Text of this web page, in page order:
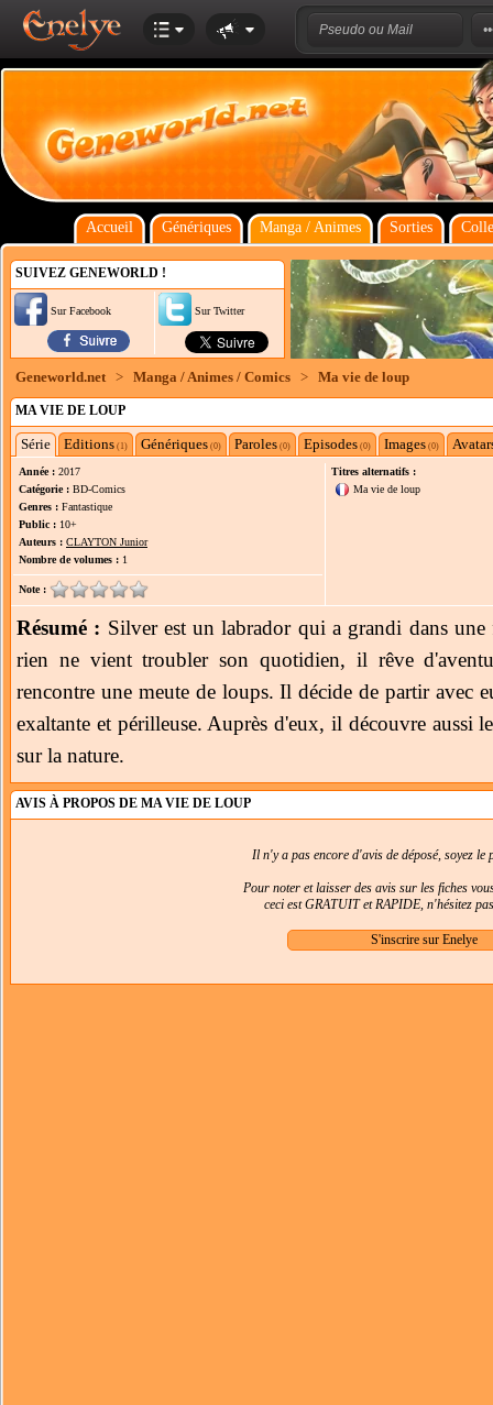
Accueil Génériques Manga / Animes Sorties
SUIVEZ GENEWORLD !
Sur Facebook Sur Twitter
Geneworld.net > Manga / Animes / Comics > Ma vie de loup
MA VIE DE LOUP
Série Editions (1) Génériques (0) Paroles (0) Episodes (0) Images (0)
Année : 2017
Catégorie : BD-Comics
Genres : Fantastique
Public : 10+
Auteurs : CLAYTON Junior
Nombre de volumes : 1
Note :
Titres alternatifs :
Ma vie de loup
Résumé : Silver est un labrador qui a grandi dans
rien ne vient troubler son quotidien, il rêve
rencontre une meute de loups. Il décide de partir avec
exaltante et périlleuse. Auprès d'eux, il découvre aussi
sur la nature.
AVIS À PROPOS DE MA VIE DE LOUP
Il n'y a pas encore d'avis de déposé, soyez
Pour noter et laisser des avis sur les fiches
ceci est GRATUIT et RAPIDE, n'hésitez